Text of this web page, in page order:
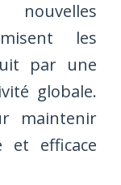
les
par une
globale.
maintenir
et efficace